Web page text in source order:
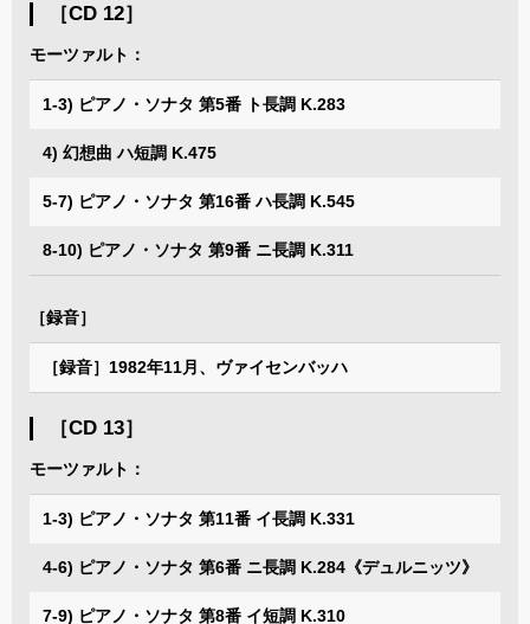
［CD 12］
モーツァルト：
1-3) ピアノ・ソナタ 第5番 ト長調 K.283
4) 幻想曲 ハ短調 K.475
5-7) ピアノ・ソナタ 第16番 ハ長調 K.545
8-10) ピアノ・ソナタ 第9番 ニ長調 K.311
［録音］
［録音］1982年11月、ヴァイセンバッハ
［CD 13］
モーツァルト：
1-3) ピアノ・ソナタ 第11番 イ長調 K.331
4-6) ピアノ・ソナタ 第6番 ニ長調 K.284《デュルニッツ》
7-9) ピアノ・ソナタ 第8番 イ短調 K.310